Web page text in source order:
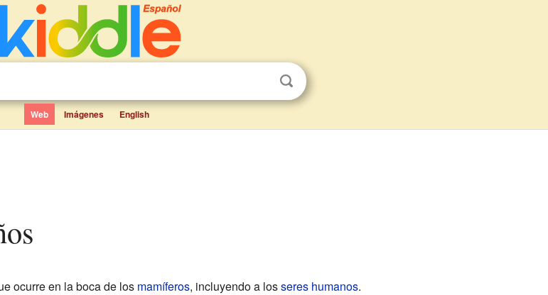
Web Imágenes English
ocurre en la boca de los mamíferos, incluyendo a losseres humanos.